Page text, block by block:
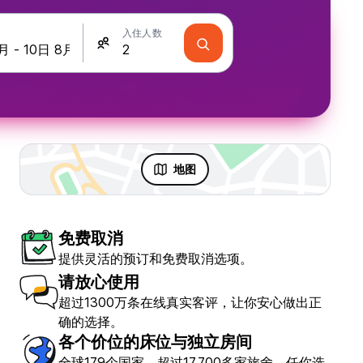
入住人数
地图
免费取消
提供灵活的预订和免费取消选项。
请放心使用
超过1300万条在线真实客评，让你安心做出正
确的选择。
各个价位的床位与独立房间